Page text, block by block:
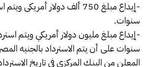
سنوات.
سنوات على أن يتم الاسترداد بالجنيه
المعلن من البنك المركزى فى تاريخ